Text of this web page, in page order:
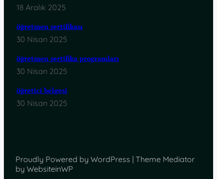
18 Aralık 2025
öğretmen sertifikası
30 Nisan 2025
öğretmen sertifika programları
30 Nisan 2025
öğretici belgesi
30 Nisan 2025
Proudly Powered by WordPress | Theme Mediator
by WebsiteinWP